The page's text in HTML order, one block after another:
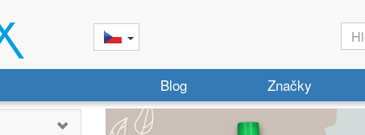
Blog Značky